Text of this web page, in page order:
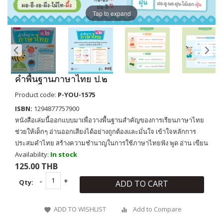
Tap to expand
คำพื้นฐานภาษาไทย ป.๒
Product code: P-YOU-1575
ISBN: 1294877757900
หนังสือเล่มนี้ออกแบบมาเพื่อวางพื้นฐานสำคัญของการเรียนภาษาไทย
ช่วยให้เด็กๆ อ่านออกเสียงได้อย่างถูกต้องและมั่นใจ เข้าใจหลักการ
ประสมคำไทย สร้างความชำนาญในการใช้ภาษาไทยฟัง พูด อ่าน เขียน
Availability: In stock
125.00 THB
Qty: ADD TO CART
ADD TO WISHLIST Add to Compare